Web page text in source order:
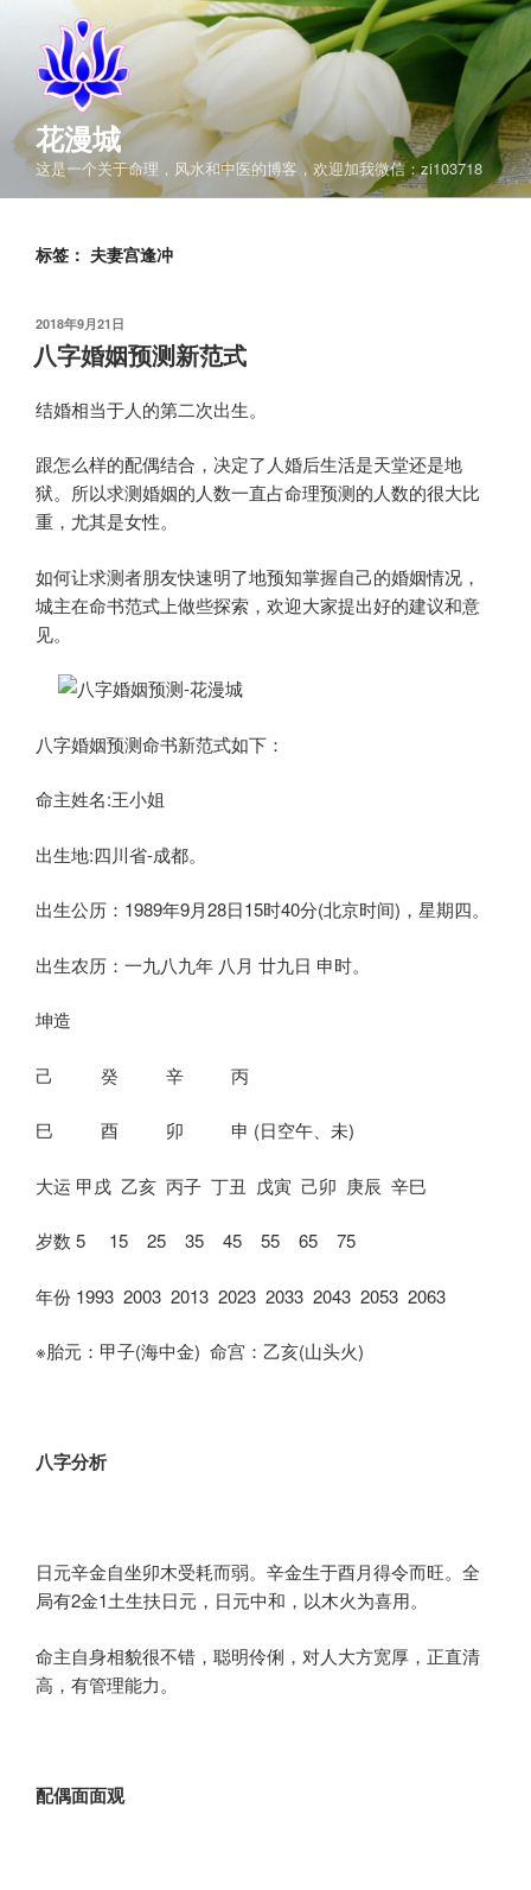
花漫城
这是一个关于命理，风水和中医的博客，欢迎加我微信：zi103718
标签： 夫妻宫逢冲
发
布
于
2018年9月21日
八字婚姻预测新范式
结婚相当于人的第二次出生。
跟怎么样的配偶结合，决定了人婚后生活是天堂还是地
狱。所以求测婚姻的人数一直占命理预测的人数的很大比
重，尤其是女性。
如何让求测者朋友快速明了地预知掌握自己的婚姻情况，
城主在命书范式上做些探索，欢迎大家提出好的建议和意
见。
八字婚姻预测命书新范式如下：
命主姓名:王小姐
出生地:四川省-成都。
出生公历：1989年9月28日15时40分(北京时间)，星期四。
出生农历：一九八九年 八月 廿九日 申时。
坤造
己 癸 辛 丙
巳 酉 卯 申 (日空午、未)
大运 甲戌 乙亥 丙子 丁丑 戊寅 己卯 庚辰 辛巳
岁数 5 15 25 35 45 55 65 75
年份 1993 2003 2013 2023 2033 2043 2053 2063
※胎元：甲子(海中金) 命宫：乙亥(山头火)
八字分析
日元辛金自坐卯木受耗而弱。辛金生于酉月得令而旺。全
局有2金1土生扶日元，日元中和，以木火为喜用。
命主自身相貌很不错，聪明伶俐，对人大方宽厚，正直清
高，有管理能力。
配偶面面观